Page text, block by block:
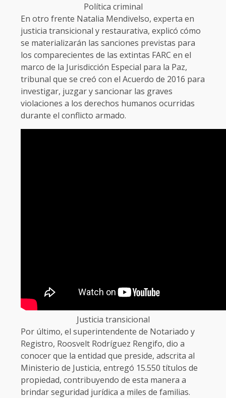
Política criminal
En otro frente Natalia Mendivelso, experta en
justicia transicional y restaurativa, explicó cómo
se materializarán las sanciones previstas para
los comparecientes de las extintas FARC en el
marco de la Jurisdicción Especial para la Paz,
tribunal que se creó con el Acuerdo de 2016 para
investigar, juzgar y sancionar las graves
violaciones a los derechos humanos ocurridas
durante el conflicto armado.
Justicia transicional
Por último, el superintendente de Notariado y
Registro, Roosvelt Rodríguez Rengifo, dio a
conocer que la entidad que preside, adscrita al
Ministerio de Justicia, entregó 15.550 títulos de
propiedad, contribuyendo de esta manera a
brindar seguridad jurídica a miles de familias.